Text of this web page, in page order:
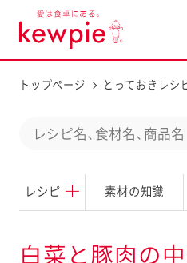
トップページ とっておきレシ
レシピ 素材の知識
d
白菜と豚肉の